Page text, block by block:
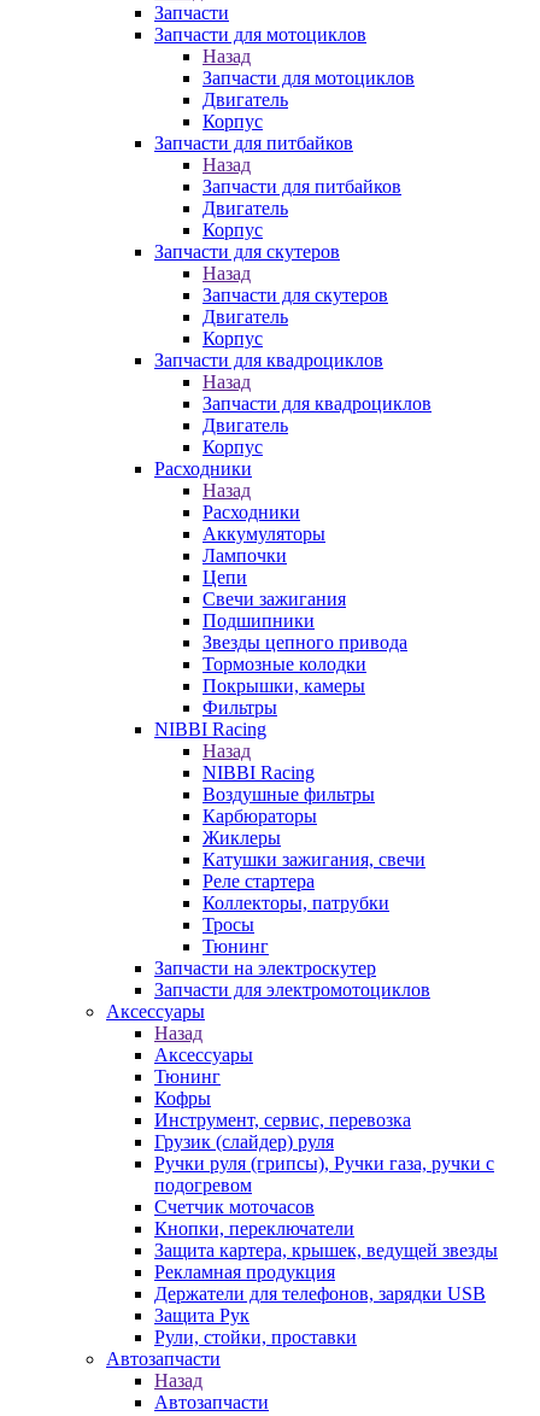
Запчасти
Запчасти для мотоциклов
Назад
Запчасти для мотоциклов
Двигатель
Корпус
Запчасти для питбайков
Назад
Запчасти для питбайков
Двигатель
Корпус
Запчасти для скутеров
Назад
Запчасти для скутеров
Двигатель
Корпус
Запчасти для квадроциклов
Назад
Запчасти для квадроциклов
Двигатель
Корпус
Расходники
Назад
Расходники
Аккумуляторы
Лампочки
Цепи
Свечи зажигания
Подшипники
Звезды цепного привода
Тормозные колодки
Покрышки, камеры
Фильтры
NIBBI Racing
Назад
NIBBI Racing
Воздушные фильтры
Карбюраторы
Жиклеры
Катушки зажигания, свечи
Реле стартера
Коллекторы, патрубки
Тросы
Тюнинг
Запчасти на электроскутер
Запчасти для электромотоциклов
Аксессуары
Назад
Аксессуары
Тюнинг
Кофры
Инструмент, сервис, перевозка
Грузик (слайдер) руля
Ручки руля (грипсы), Ручки газа, ручки с
подогревом
Счетчик моточасов
Кнопки, переключатели
Защита картера, крышек, ведущей звезды
Рекламная продукция
Держатели для телефонов, зарядки USB
Защита Рук
Рули, стойки, проставки
Автозапчасти
Назад
Автозапчасти